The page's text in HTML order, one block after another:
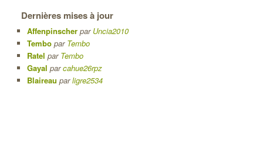
Dernières mises à jour
Affenpinscher par Uncia2010
Tembo par Tembo
Ratel par Tembo
Gayal parcahue26rpz
Blaireau parligre2534